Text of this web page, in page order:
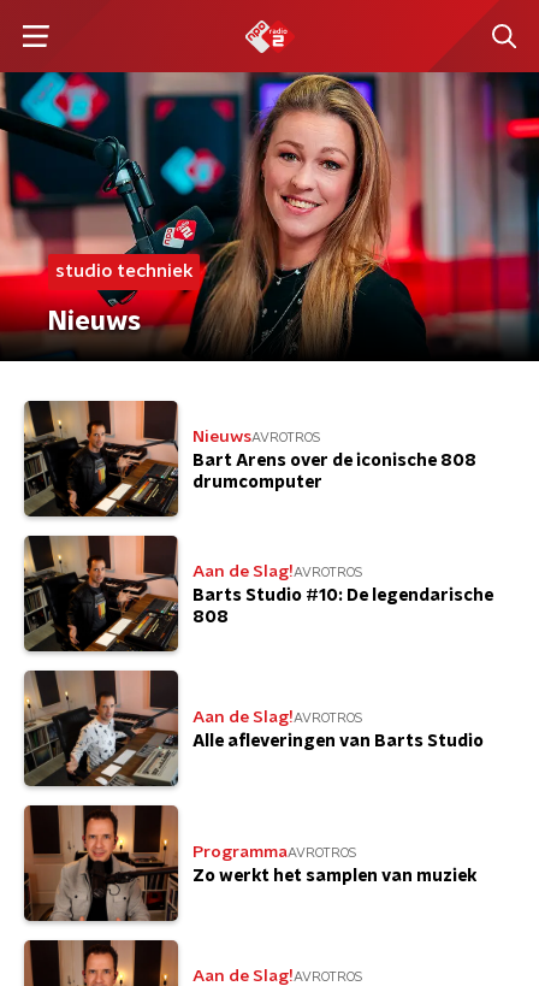
studio techniek
Nieuws
NieuwsAVROTROS
Bart Arens over de iconische 808
drumcomputer
Aan de Slag!AVROTROS
Barts Studio #10: De legendarische
808
Aan de Slag!AVROTROS
Alle afleveringen van Barts Studio
ProgrammaAVROTROS
Zo werkt het samplen van muziek
Aan de Slag!AVROTROS